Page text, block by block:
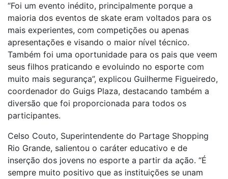
“Foi um evento inédito, principalmente porque a
maioria dos eventos de skate eram voltados para os
mais experientes, com competições ou apenas
apresentações e visando o maior nível técnico.
Também foi uma oportunidade para os pais que veem
seus filhos praticando e evoluindo no esporte com
muito mais segurança”, explicou Guilherme Figueiredo,
coordenador do Guigs Plaza, destacando também a
diversão que foi proporcionada para todos os
participantes.
Celso Couto, Superintendente do Partage Shopping
Rio Grande, salientou o caráter educativo e de
inserção dos jovens no esporte a partir da ação. “É
sempre muito positivo que as instituições se unam